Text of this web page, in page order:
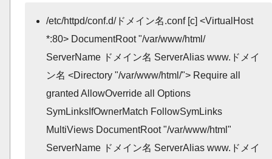
/etc/httpd/conf.d/ドメイン名.conf [c] <VirtualHost
*:80> DocumentRoot "/var/www/html/
ServerName ドメイン名 ServerAlias www.ドメイ
ン名 <Directory "/var/www/html/"> Require all
granted AllowOverride all Options
SymLinksIfOwnerMatch FollowSymLinks
MultiViews DocumentRoot "/var/www/html"
ServerName ドメイン名 ServerAlias www.ドメイ